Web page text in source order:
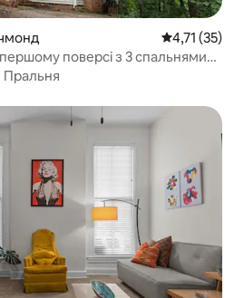
Середня
4,71 (35)
поверсі з 3 спальнями
велике двоспальне ліжко/
Пральня